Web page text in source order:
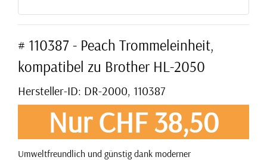
# 110387 - Peach Trommeleinheit,
kompatibel zu Brother HL-2050
Hersteller-ID: DR-2000, 110387
Nur CHF 38,50
Umweltfreundlich und günstig dank moderner